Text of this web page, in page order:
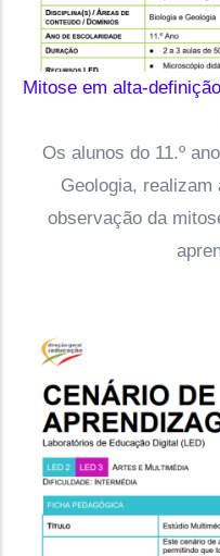
Mitose em alta-
Os alunos do 11.º
Geologia, realizam
observação da